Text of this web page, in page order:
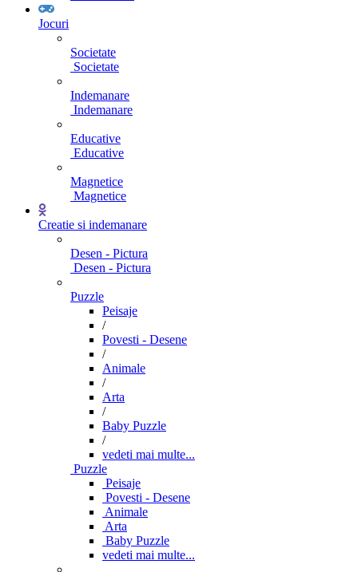
Jocuri
Societate
Societate
Indemanare
Indemanare
Educative
Educative
Magnetice
Magnetice
Creatie si indemanare
Desen - Pictura
Desen - Pictura
Puzzle
Peisaje
/
Povesti - Desene
/
Animale
/
Arta
/
Baby Puzzle
/
vedeti mai multe...
Puzzle
Peisaje
Povesti - Desene
Animale
Arta
Baby Puzzle
vedeti mai multe...